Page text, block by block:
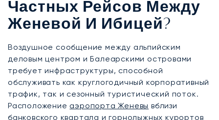
Частных Рейсов Между
Женевой И Ибицей?
Воздушное сообщение между альпийским
деловым центром и Балеарскими островами
требует инфраструктуры, способной
обслуживать как круглогодичный корпоративный
трафик, так и сезонный туристический поток.
Расположение аэропорта Женевы вблизи
банковского квартала и горнолыжных курортов